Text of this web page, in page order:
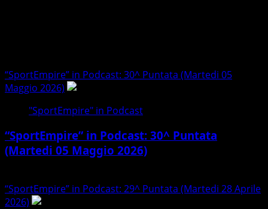
“SportEmpire” in Podcast: 30^ Puntata (Martedi 05
Maggio 2026)
"SportEmpire" in Podcast
“SportEmpire” in Podcast: 30^ Puntata
(Martedi 05 Maggio 2026)
“SportEmpire” in Podcast: 29^ Puntata (Martedi 28 Aprile
2026)